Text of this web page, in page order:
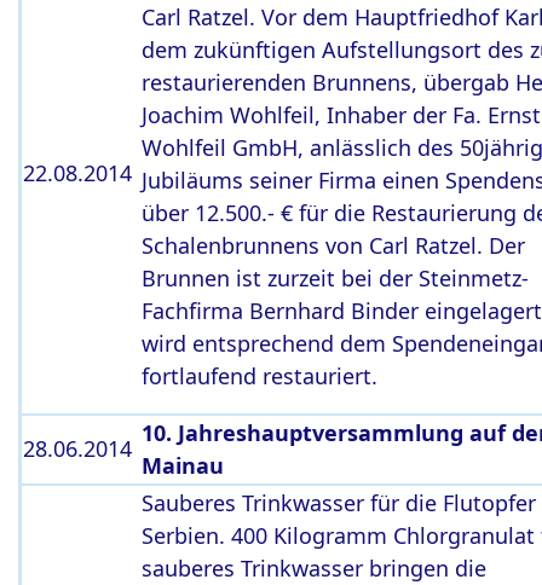
22.08.2014
Carl Ratzel. Vor dem Hauptfriedhof
dem zukünftigen Aufstellungsort des
restaurierenden Brunnens, übergab
Joachim Wohlfeil, Inhaber der Fa. Ernst
Wohlfeil GmbH, anlässlich des
Jubiläums seiner Firma einen
über 12.500.- € für die Restaurierung
Schalenbrunnens von Carl Ratzel. Der
Brunnen ist zurzeit bei der Steinmetz-
Fachfirma Bernhard Binder
wird entsprechend dem
fortlaufend restauriert.
28.06.2014
10. Jahreshauptversammlung auf
Mainau
Sauberes Trinkwasser für die
Serbien. 400 Kilogramm Chlorgranulat
sauberes Trinkwasser bringen die